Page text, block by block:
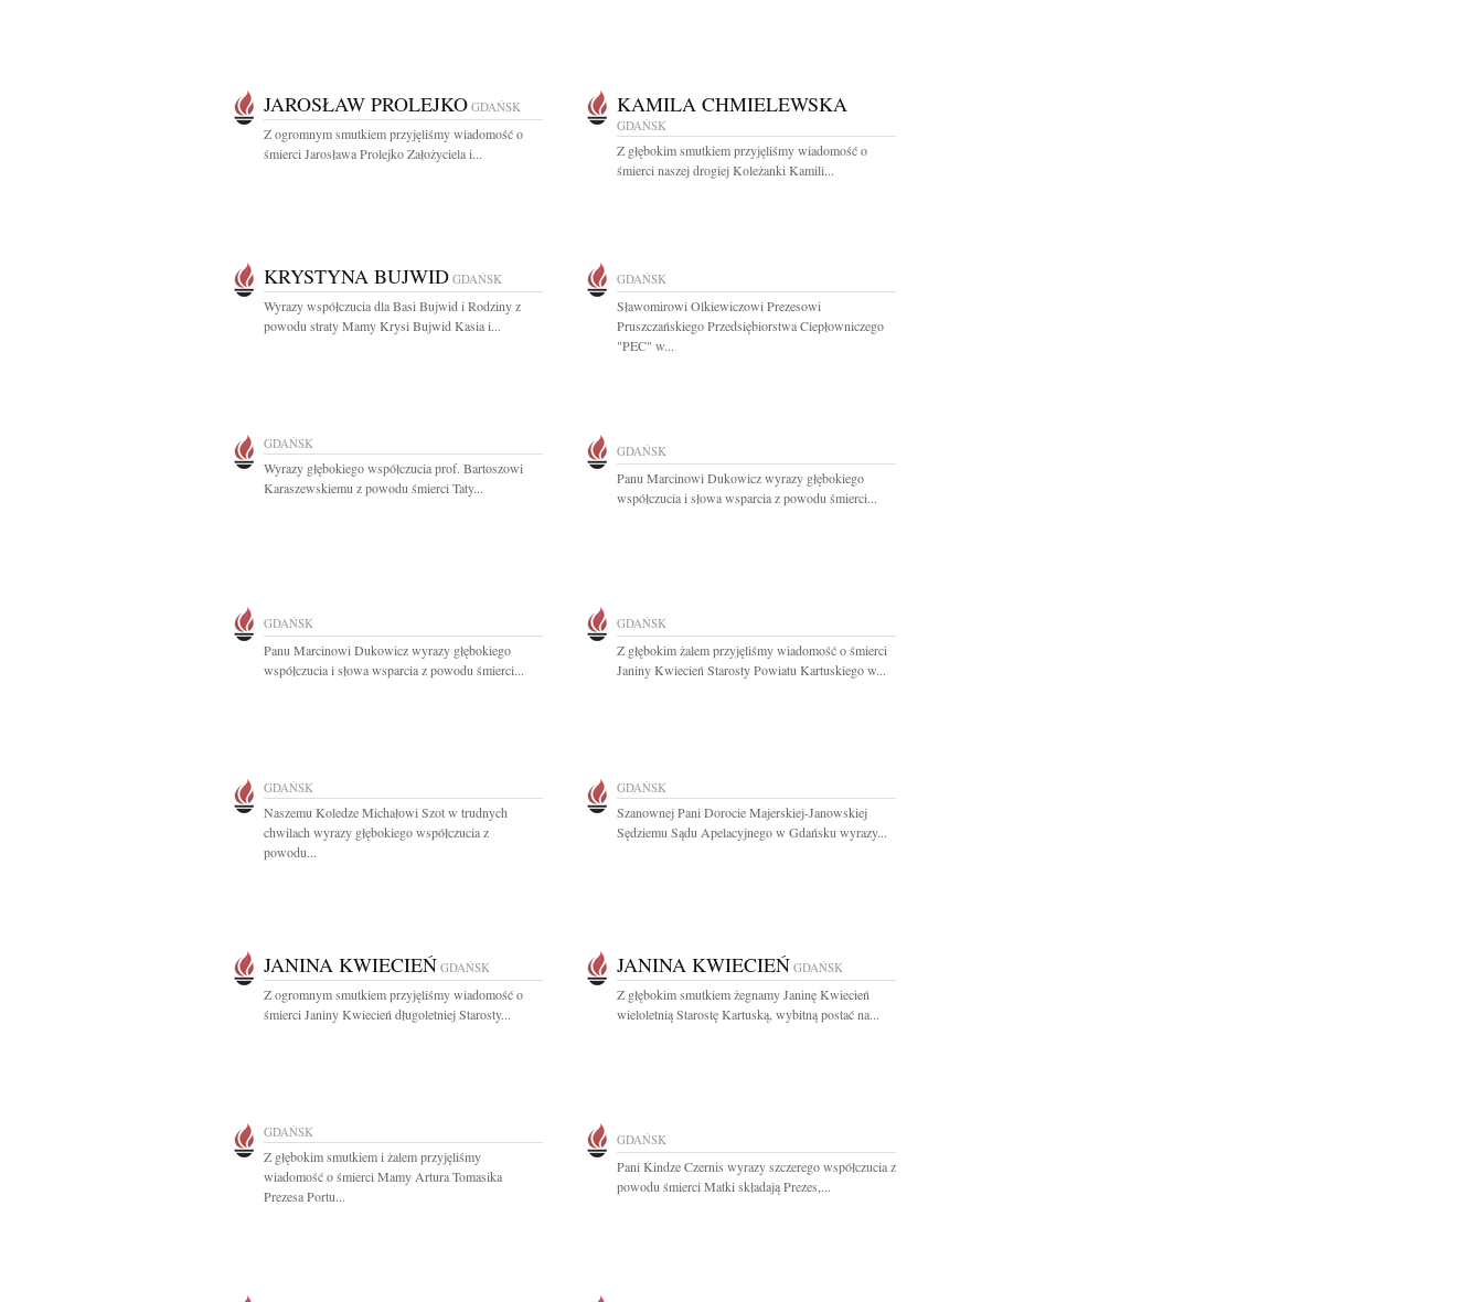
JAROSŁAW PROLEJKO GDAŃSK
Z ogromnym smutkiem przyjęliśmy wiadomość o
śmierci Jarosława Prolejko Założyciela i...
KAMILA CHMIELEWSKA
GDAŃSK
Z głębokim smutkiem przyjęliśmy wiadomość o
śmierci naszej drogiej Koleżanki Kamili...
KRYSTYNA BUJWID GDAŃSK
Wyrazy współczucia dla Basi Bujwid i Rodziny z
powodu straty Mamy Krysi Bujwid Kasia i...
GDAŃSK
Sławomirowi Olkiewiczowi Prezesowi
Pruszczańskiego Przedsiębiorstwa Ciepłowniczego
"PEC" w...
GDAŃSK
Wyrazy głębokiego współczucia prof. Bartoszowi
Karaszewskiemu z powodu śmierci Taty...
GDAŃSK
Panu Marcinowi Dukowicz wyrazy głębokiego
współczucia i słowa wsparcia z powodu śmierci...
GDAŃSK
Panu Marcinowi Dukowicz wyrazy głębokiego
współczucia i słowa wsparcia z powodu śmierci...
GDAŃSK
Z głębokim żalem przyjęliśmy wiadomość o śmierci
Janiny Kwiecień Starosty Powiatu Kartuskiego w...
GDAŃSK
Naszemu Koledze Michałowi Szot w trudnych
chwilach wyrazy głębokiego współczucia z
powodu...
GDAŃSK
Szanownej Pani Dorocie Majerskiej-Janowskiej
Sędziemu Sądu Apelacyjnego w Gdańsku wyrazy...
JANINA KWIECIEŃ GDAŃSK
Z ogromnym smutkiem przyjęliśmy wiadomość o
śmierci Janiny Kwiecień długoletniej Starosty...
JANINA KWIECIEŃ GDAŃSK
Z głębokim smutkiem żegnamy Janinę Kwiecień
wieloletnią Starostę Kartuską, wybitną postać na...
GDAŃSK
Z głębokim smutkiem i żalem przyjęliśmy
wiadomość o śmierci Mamy Artura Tomasika
Prezesa Portu...
GDAŃSK
Pani Kindze Czernis wyrazy szczerego współczucia z
powodu śmierci Matki składają Prezes,...